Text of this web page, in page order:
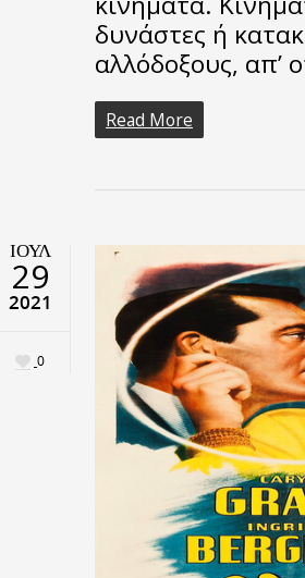
δυνάστες ή
αλλόδοξους, απ’
Read More
ΙΟΎΛ
29
2021
0